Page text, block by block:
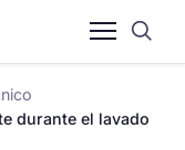
durante el lavado